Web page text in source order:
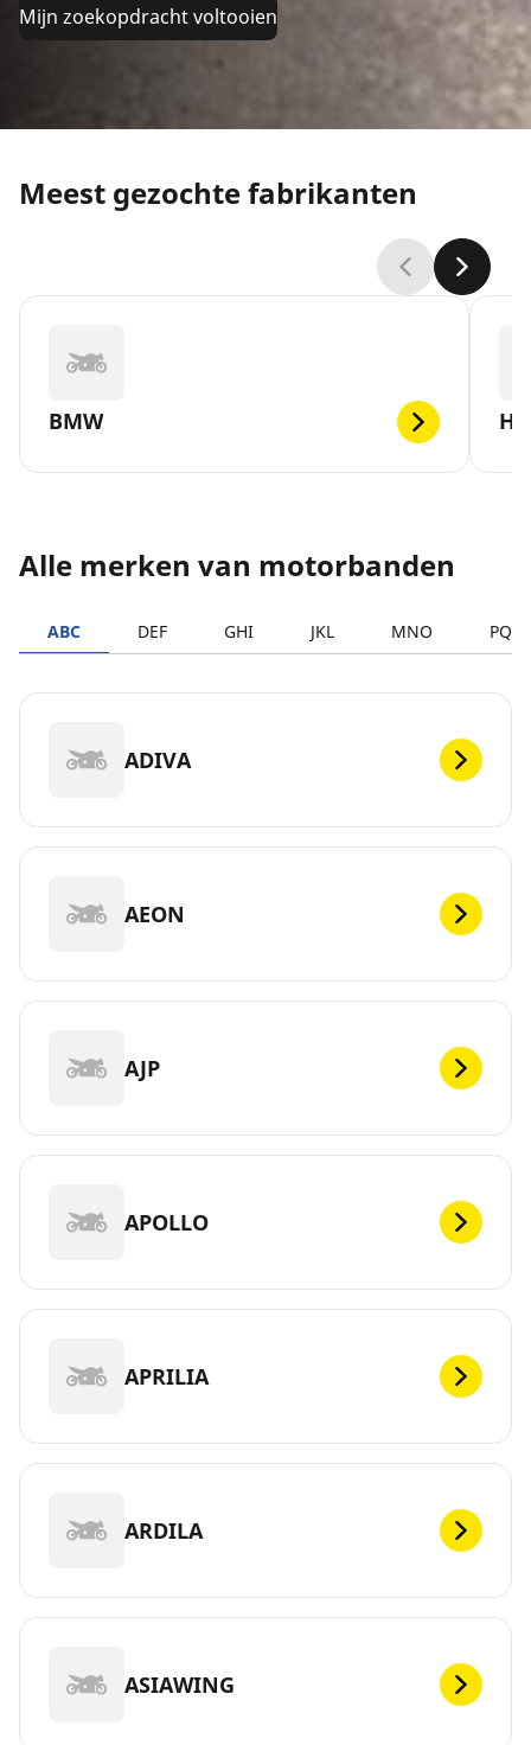
Mijn zoekopdracht voltooien
Meest gezochte fabrikanten
BMW
Alle merken van motorbanden
ABC DEF GHI JKL MNO PQRS
ADIVA
AEON
AJP
APOLLO
APRILIA
ARDILA
ASIAWING